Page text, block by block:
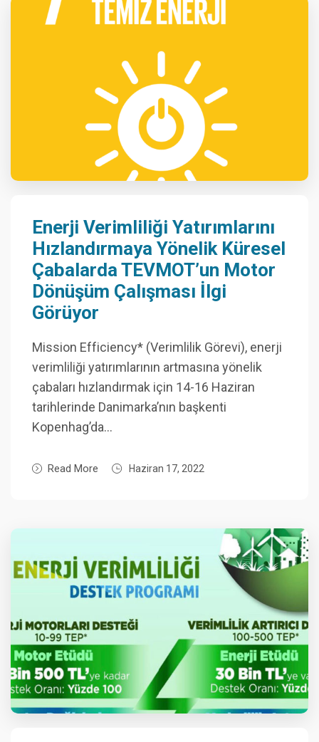
Enerji Verimliliği Yatırımlarını
Hızlandırmaya Yönelik Küresel
Çabalarda TEVMOT’un Motor
Dönüşüm Çalışması İlgi
Görüyor
Mission Efficiency* (Verimlilik Görevi), enerji
verimliliği yatırımlarının artmasına yönelik
çabaları hızlandırmak için 14-16 Haziran
tarihlerinde Danimarka’nın başkenti
Kopenhag’da…
Read More Haziran 17, 2022